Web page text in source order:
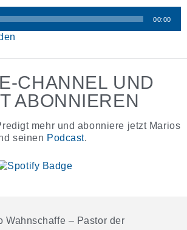
00:00
CHANNEL UND
ABONNIEREN
mehr und abonniere jetzt Marios
seinen Podcast.
Wahnschaffe – Pastor der